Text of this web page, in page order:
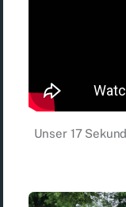
Un­ser 17